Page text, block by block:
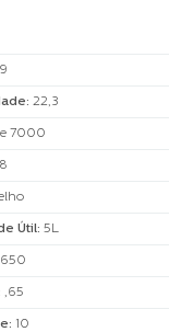
: 22,3
7000
Útil: 5L
650
,65
: 10